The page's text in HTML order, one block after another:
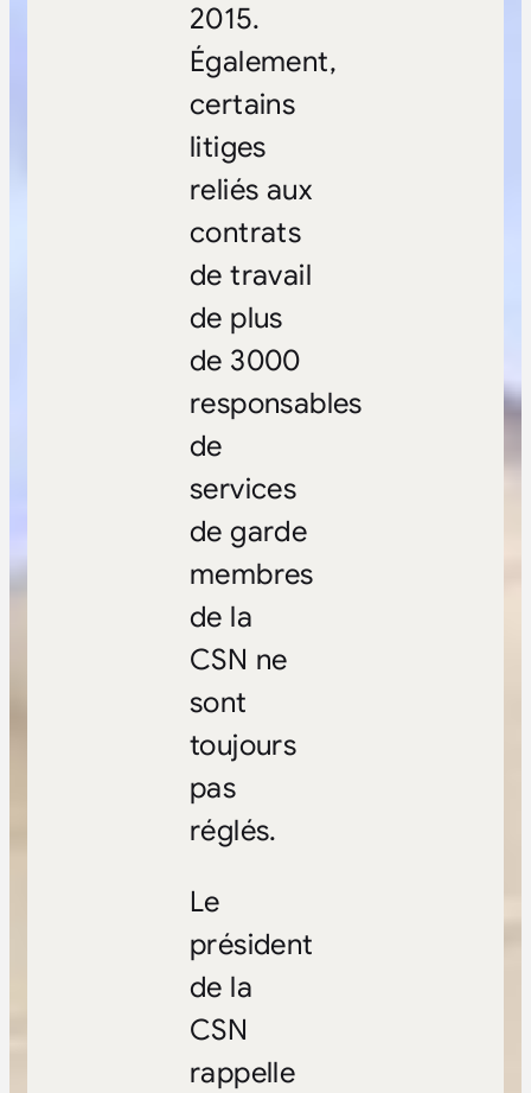
2015.
Également,
certains
litiges
reliés aux
contrats
de travail
de plus
de 3000
responsables
de
services
de garde
membres
de la
CSN ne
sont
toujours
pas
réglés.
Le
président
de la
CSN
rappelle